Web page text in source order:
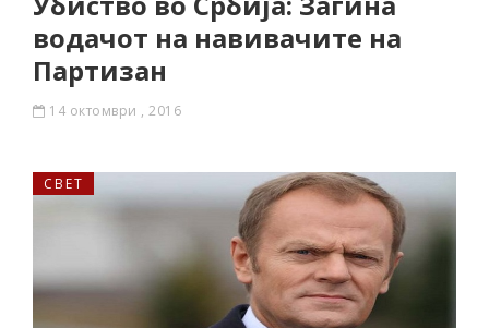
водачот на навивачите на
Партизан
14 октомври , 2016
СВЕТ